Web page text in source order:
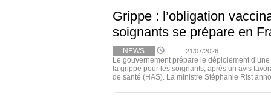
Grippe : l’obligation
soignants se prépare en
NEWS 21/07/2026
Le gouvernement prépare le déploiement
la grippe pour les soignants, après un avis
de santé (HAS). La ministre Stéphanie Rist